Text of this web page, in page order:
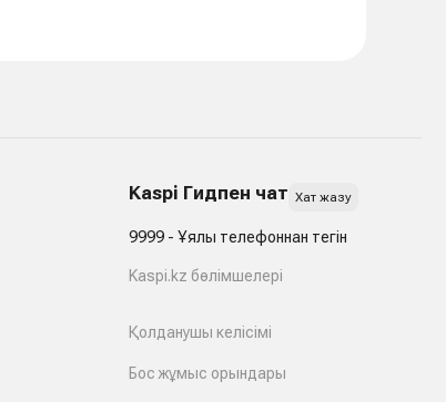
Kaspi Гидпен чат Хат жазу
9999 - Ұялы телефоннан тегін
Kaspi.kz бөлімшелері
Қолданушы келісімі
Бос жұмыс орындары